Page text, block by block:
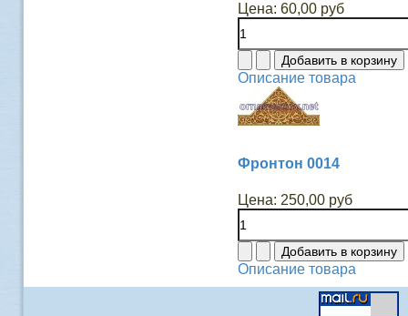
Цена: 60,00 руб
Описание товара
Фронтон 0014
Цена: 250,00 руб
Описание товара